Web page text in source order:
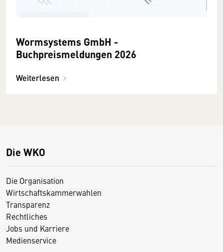
Wormsystems GmbH -
Buchpreismeldungen 2026
Weiterlesen
Die WKO
Die Organisation
Wirtschaftskammerwahlen
Transparenz
Rechtliches
Jobs und Karriere
Medienservice